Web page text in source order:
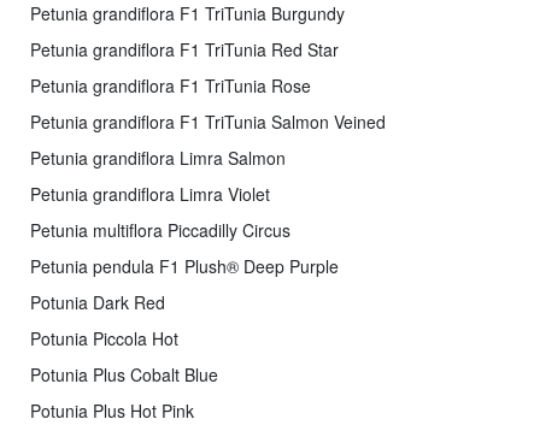
Petunia grandiflora F1 TriTunia Burgundy
Petunia grandiflora F1 TriTunia Red Star
Petunia grandiflora F1 TriTunia Rose
Petunia grandiflora F1 TriTunia Salmon Veined
Petunia grandiflora Limra Salmon
Petunia grandiflora Limra Violet
Petunia multiflora Piccadilly Circus
Petunia pendula F1 Plush® Deep Purple
Potunia Dark Red
Potunia Piccola Hot
Potunia Plus Cobalt Blue
Potunia Plus Hot Pink